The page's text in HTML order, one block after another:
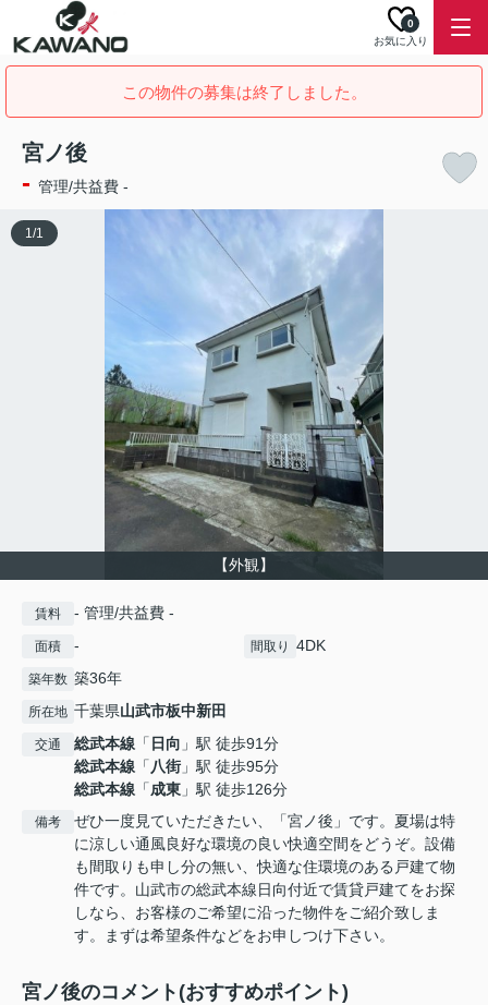
お気に入り
0
この物件の募集は終了しました。
宮ノ後
- 管理/共益費 -
【外観】
1/1
賃料 - 管理/共益費 -
面積 - 間取り 4DK
築年数 築36年
所在地 千葉県山武市板中新田
交通 総武本線 「 日向 」駅 徒歩91分
総武本線 「八街」駅 徒歩95分
総武本線 「成東 」駅 徒歩126分
備考
ぜひ一度見ていただきたい、「宮ノ後」です。夏場は特
に涼しい通風良好な環境の良い快適空間をどうぞ。設備
も間取りも申し分の無い、快適な住環境のある戸建て物
件です。山武市の総武本線日向付近で賃貸戸建てをお探
しなら、お客様のご希望に沿った物件をご紹介致しま
す。まずは希望条件などをお申しつけ下さい。
宮ノ後のコメント(おすすめポイント)